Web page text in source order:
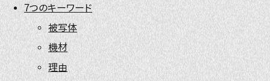
7つのキーワード
被写体
機材
理由